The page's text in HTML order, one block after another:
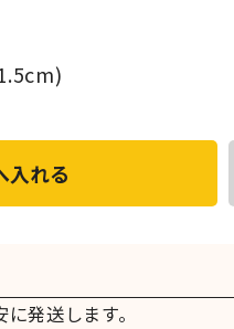
発送します。
入れる